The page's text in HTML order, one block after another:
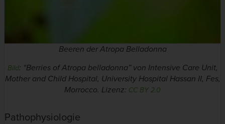
Beeren derAtropa Belladonna
Bild: “Berries of Atropa belladonna” von Intensive Care Unit,
Mother and Child Hospital, University Hospital Hassan II, Fes,
Morrocco. Lizenz: CC BY 2.0
Pathophysiologie